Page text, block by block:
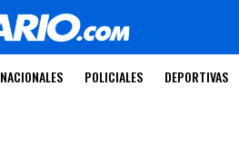
NACIONALES POLICIALES DEPORTIVAS